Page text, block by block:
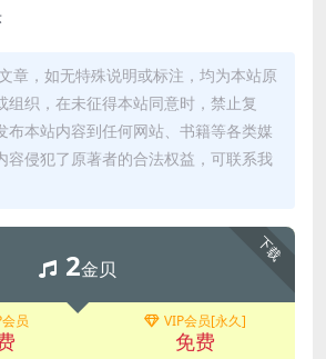
章，如无特殊说明或标注，均为本站原
组织，在未征得本站同意时，禁止复
布本站内容到任何网站、书籍等各类媒
容侵犯了原著者的合法权益，可联系我
下载
2金贝
员 VIP会员[永久]
免费